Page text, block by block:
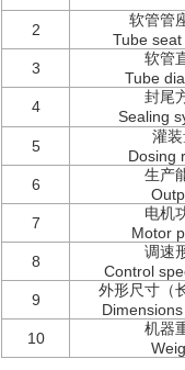
2
软管管
Tube
3
软管
Tube
4
封尾
Sealing
5
灌
Dosing
6
生产
7
电机
Motor
8
调速
Control
9
外形尺寸（
10
机器